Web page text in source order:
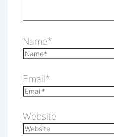
Name*
Email*
Website